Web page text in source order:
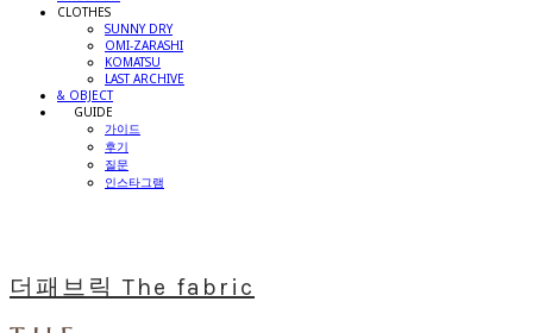
CLOTHES
SUNNY DRY
OMI-ZARASHI
KOMATSU
LAST ARCHIVE
& OBJECT
⠀⠀GUIDE
가이드
후기
질문
인스타그램
더패브릭 The fabric